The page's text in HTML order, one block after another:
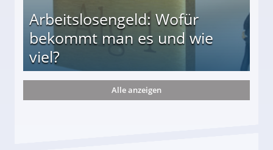
Arbeitslosengeld: Wofür
bekommt man es und wie
viel?
und wie viel?
Alle anzeigen